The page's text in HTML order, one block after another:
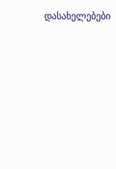
დასახელებები